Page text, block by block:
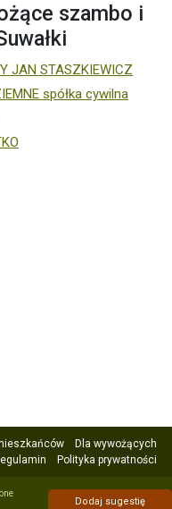
szambo i
JAN STASZKIEWICZ
spółka cywilna
Dla wywożących
Polityka prywatności
Dodaj sugestię